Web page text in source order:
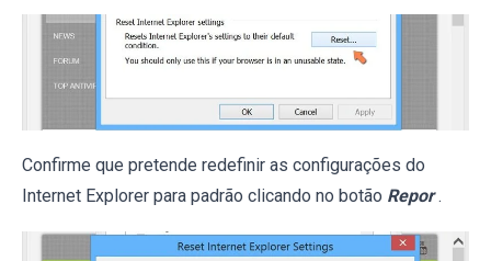
Confirme que pretende redefinir as configurações do
Internet Explorer para padrão clicando no botão Repor .